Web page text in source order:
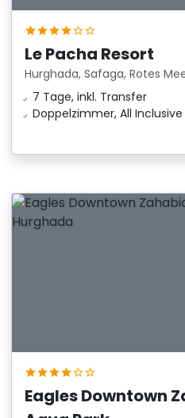
Le Pacha Resort
Hurghada, Safaga, Rotes
7 Tage, inkl. Transfer
Doppelzimmer, All Inclusive
Eagles Downtown